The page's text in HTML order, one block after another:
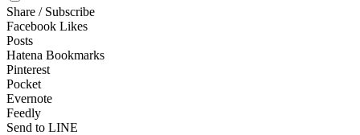
Share / Subscribe
Facebook Likes
Posts
Hatena Bookmarks
Pinterest
Pocket
Evernote
Feedly
Send to LINE